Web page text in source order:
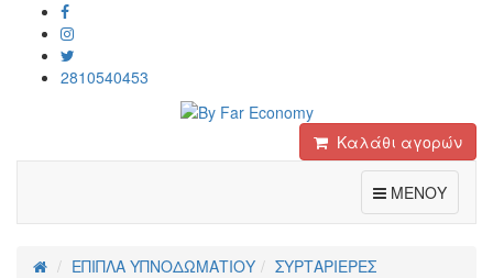
2810540453
Καλάθι αγορών
ΜΕΝΟΥ
ΕΠΙΠΛΑ ΥΠΝΟΔΩΜΑΤΙΟΥ ΣΥΡΤΑΡΙΕΡΕΣ